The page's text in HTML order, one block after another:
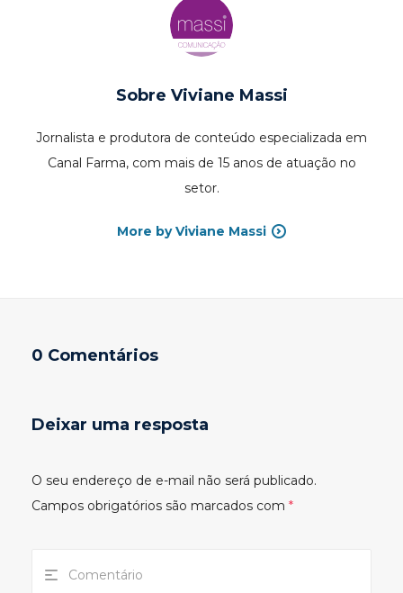
Sobre Viviane Massi
Jornalista e produtora de conteúdo especializada em
Canal Farma, com mais de 15 anos de atuação no
setor.
More by Viviane Massi
0 Comentários
Deixar uma resposta
O seu endereço de e-mail não será publicado.
Campos obrigatórios são marcados com *